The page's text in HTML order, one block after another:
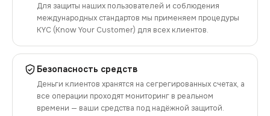
Для защиты наших пользователей и соблюдения
международных стандартов мы применяем процедуры
KYC (Know Your Customer) для всех клиентов.
Безопасность средств
Деньги клиентов хранятся на сегрегированных счетах, а
все операции проходят мониторинг в реальном
времени — ваши средства под надёжной защитой.